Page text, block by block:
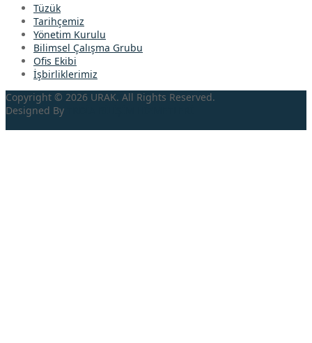
Tüzük
Tarihçemiz
Yönetim Kurulu
Bilimsel Çalışma Grubu
Ofis Ekibi
İşbirliklerimiz
Copyright © 2026 URAK. All Rights Reserved.
Designed By